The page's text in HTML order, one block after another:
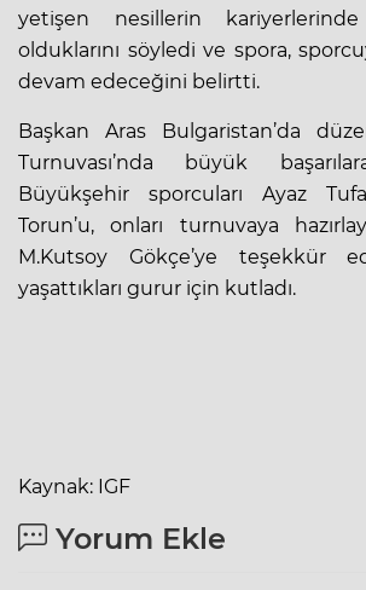
yetişen nesillerin kariyerlerinde
olduklarını söyledi ve spora,
devam edeceğini belirtti.
Başkan Aras Bulgaristan’da
Turnuvası’nda büyük
Büyükşehir sporcuları Ayaz
Torun’u, onları turnuvaya
M.Kutsoy Gökçe’ye teşekkür
yaşattıkları gurur için kutladı.
Kaynak: IGF
Yorum Ekle